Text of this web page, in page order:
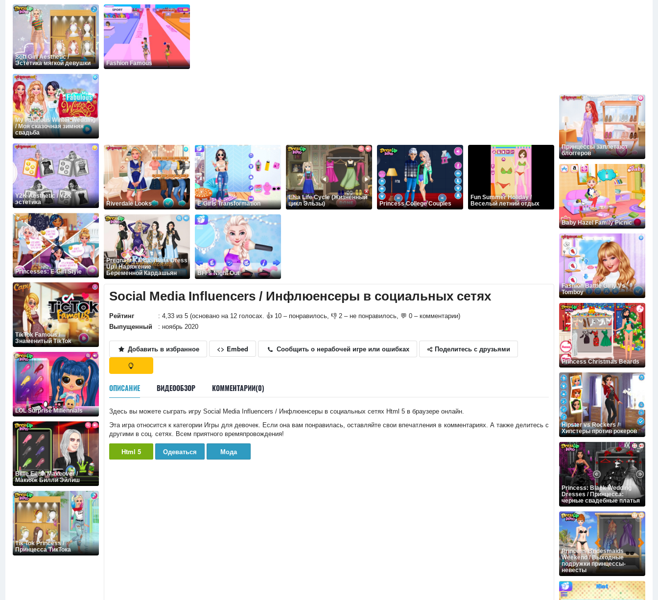
Soft Girl Aesthetic /
Эстетика мягкой девушки
My Fabulous Winter Wedding
/ Моя сказочная зимняя
свадьба
Y2K Aesthetic / Y2K
эстетика
Princesses: E-Girl Style
TikTok Famous /
Знаменитый TikTok
LOL Surprise Millennials
Billie Eilish Makeover /
Макияж Билли Эйлиш
Tik Tok Princess /
Принцесса ТикТока
Fashion Famous
Riverdale Looks E-Girls Transformation
Elsa Life Cycle (Жизненный
цикл Эльзы)
Princess College Couples
Fun Summer Holiday /
Веселый летний отдых
Pregnant Kardashians Dress
Up / Наряжение
Беременной Кардашьян
BFFs Night Out
Social Media Influencers / Инфлюенсеры в социальных сетях
Рейтинг
: 4,33 из 5 (основано на 12 голосах. 👍 10 – понравилось, 👎 2 – не понравилось, 💬 0 – комментарии)
Выпущенный
: ноябрь 2020
Добавить в избранное <> Embed Сообщить о нерабочей игре или ошибках Поделитесь с друзьями
ОПИСАНИЕ ВИДЕООБЗОР КОММЕНТАРИИ(0)
Здесь вы можете сыграть игру Social Media Influencers / Инфлюенсеры в социальных сетях Html 5 в браузере онлайн.
Эта игра относится к категории Игры для девочек. Если она вам понравилась, оставляйте свои впечатления в комментариях. А также делитесь c
другими в соц. сетях. Всем приятного времяпровождения!
Html 5 Одеваться Мода
Принцессы заплетают
блоггеров
Baby Hazel Family Picnic
Fashion Battle Girly Vs
Tomboy
Princess Christmas Beards
Hipster vs Rockers /
Хипстеры против рокеров
Princess: Black Wedding
Dresses / Принцесса:
черные свадебные платья
Princess Bridesmaids
Weekend / Выходные
подружки принцессы-
невесты